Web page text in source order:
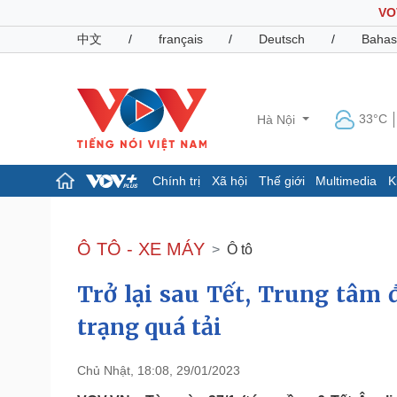
中文
/ français / Deutsch /
Hà Nội 33°C
Chính trị Xã hội Thế giới Multimedia
Đảng
Tổ chức nhân sự
Nhận diện sự thật
Dấu ấn VOV
Pháp luật
Ô TÔ - XE MÁY Ô tô
Trở lại sau Tết, Trung tâm
trạng quá tải
Chủ Nhật, 18:08, 29/01/2023